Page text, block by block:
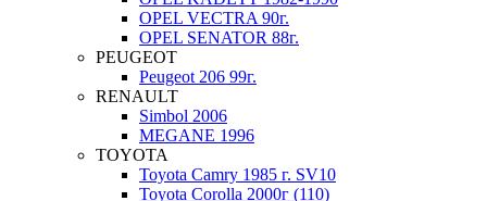
OPEL VECTRA 90г.
OPEL SENATOR 88г.
PEUGEOT
Peugeot 206 99г.
RENAULT
Simbol 2006
MEGANE 1996
TOYOTA
Toyota Camry 1985 г. SV10
Toyota Corolla 2000г (110)